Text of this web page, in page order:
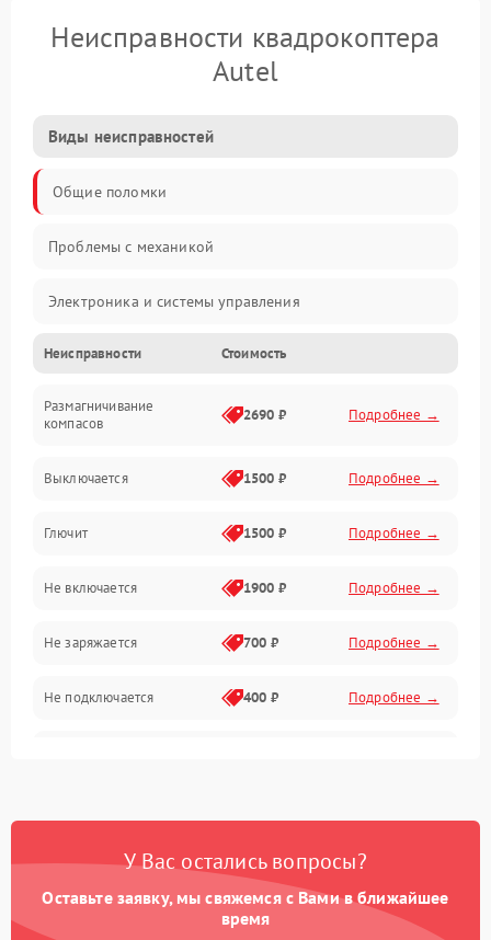
Неисправности квадрокоптера
Autel
Виды неисправностей
Общие поломки
Проблемы с механикой
Электроника и системы управления
Проблемы с сигналом
Двигатели и силовая установка
Механические повреждения
Неисправности Стоимость
Размагничивание
компасов
2690 ₽ Подробнее →
Выключается 1500 ₽ Подробнее →
Глючит 1500 ₽ Подробнее →
Не включается 1900 ₽ Подробнее →
Не заряжается 700 ₽ Подробнее →
Не подключается 400 ₽ Подробнее →
У Вас остались вопросы?
Оставьте заявку, мы свяжемся с Вами в ближайшее
время